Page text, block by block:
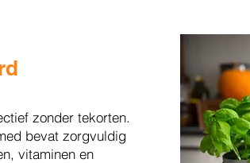
zonder tekorten.
bevat zorgvuldig
vitaminen en